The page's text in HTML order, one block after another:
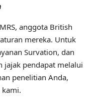
anggota British
mereka. Untuk
Survation, dan
jajak pendapat melalui
penelitian Anda,